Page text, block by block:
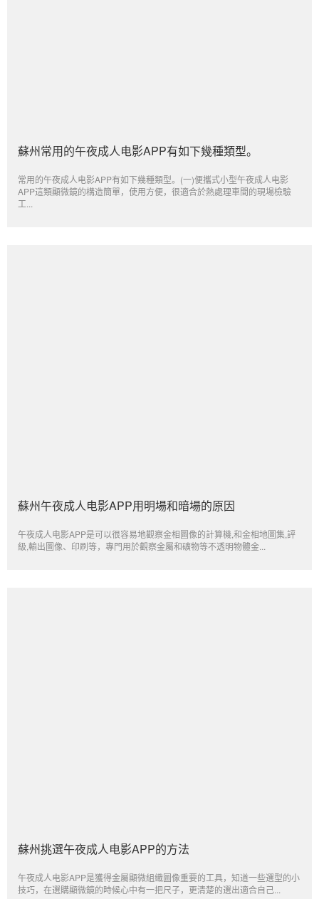
蘇州常用的午夜成人电影APP有如下幾種類型。
常用的午夜成人电影APP有如下幾種類型。(一)便攜式小型午夜成人电影
APP這類顯微鏡的構造簡單，使用方便，很適合於熱處理車間的現場檢驗
工...
蘇州午夜成人电影APP用明場和暗場的原因
午夜成人电影APP是可以很容易地觀察金相圖像的計算機,和金相地圖集,評
級,輸出圖像、印刷等，專門用於觀察金屬和礦物等不透明物體金...
蘇州挑選午夜成人电影APP的方法
午夜成人电影APP是獲得金屬顯微組織圖像重要的工具，知道一些選型的小
技巧，在選購顯微鏡的時候心中有一把尺子，更清楚的選出適合自己...